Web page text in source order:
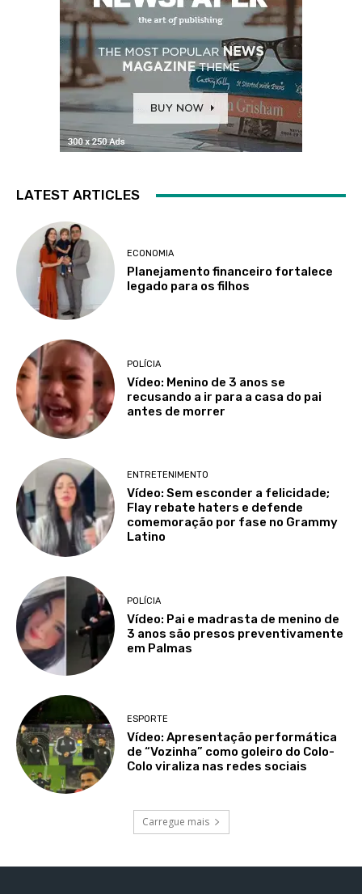
LATEST ARTICLES
ECONOMIA
Planejamento financeiro fortalece
legado para os filhos
POLÍCIA
Vídeo: Menino de 3 anos se
recusando a ir para a casa do pai
antes de morrer
ENTRETENIMENTO
Vídeo: Sem esconder a felicidade;
Flay rebate haters e defende
comemoração por fase no Grammy
Latino
POLÍCIA
Vídeo: Pai e madrasta de menino de
3 anos são presos preventivamente
em Palmas
ESPORTE
Vídeo: Apresentação performática
de “Vozinha” como goleiro do Colo-
Colo viraliza nas redes sociais
Carregue mais